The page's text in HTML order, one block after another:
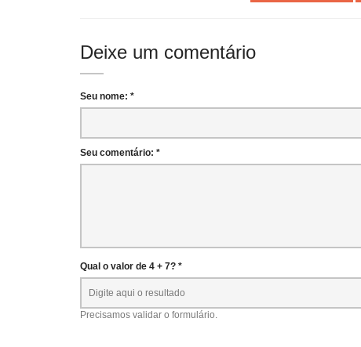
Deixe um comentário
Seu nome: *
Seu comentário: *
Qual o valor de 4 + 7? *
Precisamos validar o formulário.